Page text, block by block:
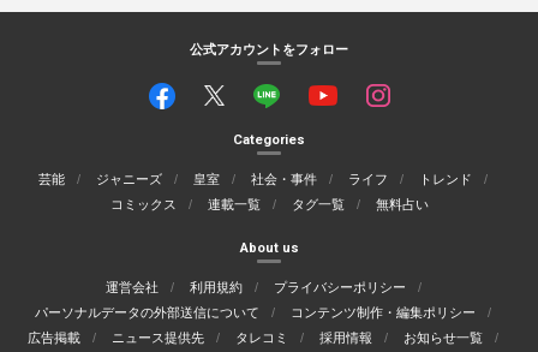
公式アカウントをフォロー
Categories
芸能 ジャニーズ 皇室 社会・事件 ライフ
トレンド
コミックス
連載一覧 タグ一覧 無料占い
About us
運営会社 利用規約
プライバシーポリシー
パーソナルデータの外部送信について
コンテンツ制作・編集ポリシー
広告掲載
ニュース提供先 タレコミ 採用情報
お知らせ一覧